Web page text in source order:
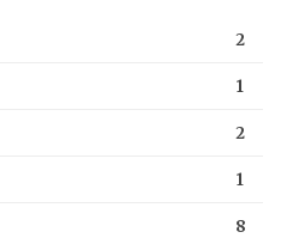
2
1
2
1
8